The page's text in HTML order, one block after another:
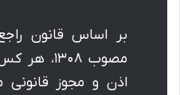
بر اساس قانون
مصوب
اذن و مجوز قانونی